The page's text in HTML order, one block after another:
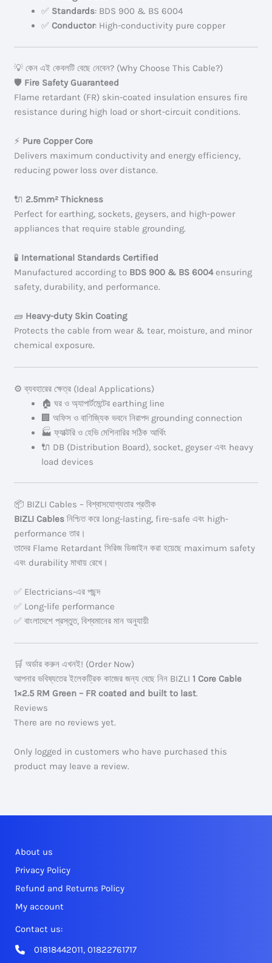
✅ Standards: BDS 900 & BS 6004
✅ Conductor: High-conductivity pure copper
💡 কেন এই কেবলটি বেছে নেবেন? (Why Choose This Cable?)
🛡️ Fire Safety Guaranteed
Flame retardant (FR) skin-coated insulation ensures fire
resistance during high load or short-circuit conditions.
⚡ Pure Copper Core
Delivers maximum conductivity and energy efficiency,
reducing power loss over distance.
🔌 2.5mm² Thickness
Perfect for earthing, sockets, geysers, and high-power
appliances that require stable grounding.
🧪 International Standards Certified
Manufactured according to BDS 900 & BS 6004ensuring
safety, durability, and performance.
🧱 Heavy-duty Skin Coating
Protects the cable from wear & tear, moisture, and minor
chemical exposure.
⚙️ ব্যবহারের ক্ষেত্র (Ideal Applications)
🏠 ঘর ও অ্যাপার্টমেন্টের earthing line
🏢 অফিস ও বাণিজ্যিক ভবনে নিরাপদ grounding connection
🏭 ফ্যাক্টরি ও হেভি মেশিনারির সঠিক আর্থিং
🔌 DB (Distribution Board), socket, geyser এবং heavy
load devices
📦 BIZLI Cables – বিশ্বাসযোগ্যতার প্রতীক
BIZLI Cables নিশ্চিত করে long-lasting, fire-safe এবং high-
performance তার।
তাদের Flame Retardant সিরিজ ডিজাইন করা হয়েছে maximum safety
এবং durability মাথায় রেখে।
✅ Electricians-এর পছন্দ
✅ Long-life performance
✅ বাংলাদেশে প্রস্তুত, বিশ্বমানের মান অনুযায়ী
🛒 অর্ডার করুন এখনই! (Order Now)
আপনার ভবিষ্যতের ইলেকট্রিক কাজের জন্য বেছে নিন BIZLI 1 Core Cable
1×2.5 RM Green – FR coated and built to last.
Reviews
There are no reviews yet.
Only logged in customers who have purchased this
product may leave a review.
About us
Privacy Policy
Refund and Returns Policy
My account
Contact us:
01818442011, 01822761717